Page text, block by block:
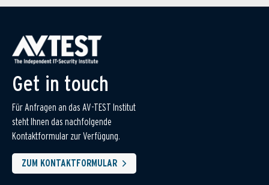
Get in touch
Für Anfragen an das AV-TEST Institut
steht Ihnen das nachfolgende
Kontaktformular zur Verfügung.
ZUM KONTAKTFORMULAR